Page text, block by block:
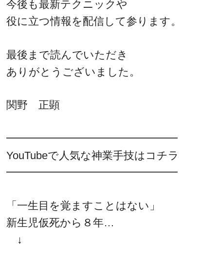
今後も最新テクニックや
役に立つ情報を配信して参ります。
最後まで読んでいただき
ありがとうございました。
関野 正顕
━━━━━━━━━━━━━━━━
YouTubeで人気な神業手技はコチラ
━━━━━━━━━━━━━━━━
「一生目を覚ますことはない」
新生児仮死から８年…
↓